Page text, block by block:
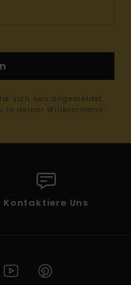
sich neu angemeldet
in deiner Willkommens-
Kontaktiere Uns